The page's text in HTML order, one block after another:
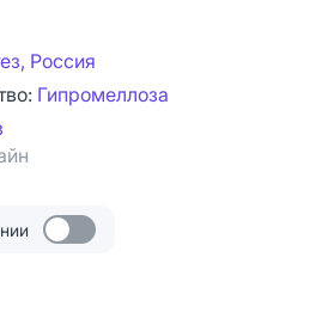
Россия
Гипромеллоза